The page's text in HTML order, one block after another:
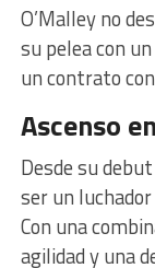
O’Malley no
su pelea con
un contrato
Ascenso
Desde su
ser un
Con una
agilidad y una